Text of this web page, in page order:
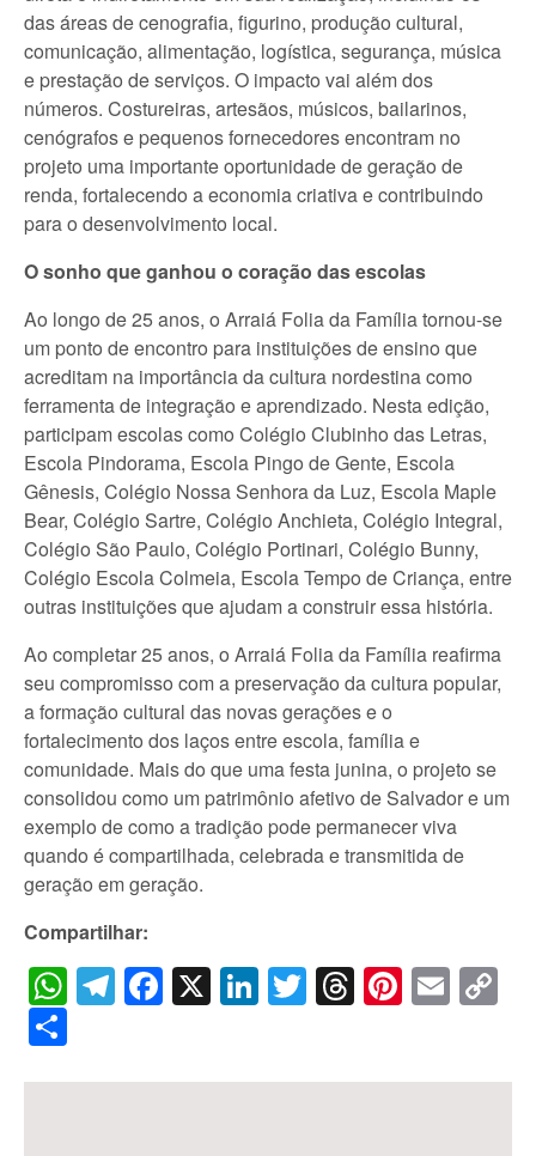
das áreas de cenografia, figurino, produção cultural,
comunicação, alimentação, logística, segurança, música
e prestação de serviços. O impacto vai além dos
números. Costureiras, artesãos, músicos, bailarinos,
cenógrafos e pequenos fornecedores encontram no
projeto uma importante oportunidade de geração de
renda, fortalecendo a economia criativa e contribuindo
para o desenvolvimento local.
O sonho que ganhou o coração das escolas
Ao longo de 25 anos, o Arraiá Folia da Família tornou-se
um ponto de encontro para instituições de ensino que
acreditam na importância da cultura nordestina como
ferramenta de integração e aprendizado. Nesta edição,
participam escolas como Colégio Clubinho das Letras,
Escola Pindorama, Escola Pingo de Gente, Escola
Gênesis, Colégio Nossa Senhora da Luz, Escola Maple
Bear, Colégio Sartre, Colégio Anchieta, Colégio Integral,
Colégio São Paulo, Colégio Portinari, Colégio Bunny,
Colégio Escola Colmeia, Escola Tempo de Criança, entre
outras instituições que ajudam a construir essa história.
Ao completar 25 anos, o Arraiá Folia da Família reafirma
seu compromisso com a preservação da cultura popular,
a formação cultural das novas gerações e o
fortalecimento dos laços entre escola, família e
comunidade. Mais do que uma festa junina, o projeto se
consolidou como um patrimônio afetivo de Salvador e um
exemplo de como a tradição pode permanecer viva
quando é compartilhada, celebrada e transmitida de
geração em geração.
Compartilhar:
WhatsApp
Telegram
Facebook
X LinkedIn
Twitter
Threads